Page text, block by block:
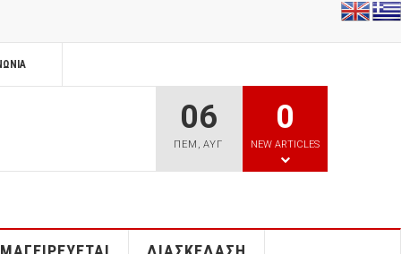
06
ΠΕΜ ,ΑΥΓ
0
NEW ARTICLES